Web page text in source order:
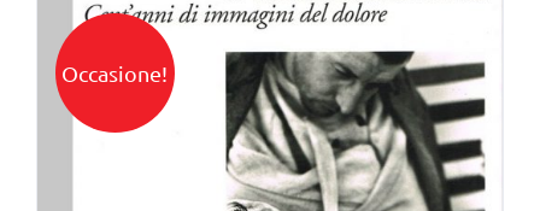
€35,00.€10,00.
Occasione!